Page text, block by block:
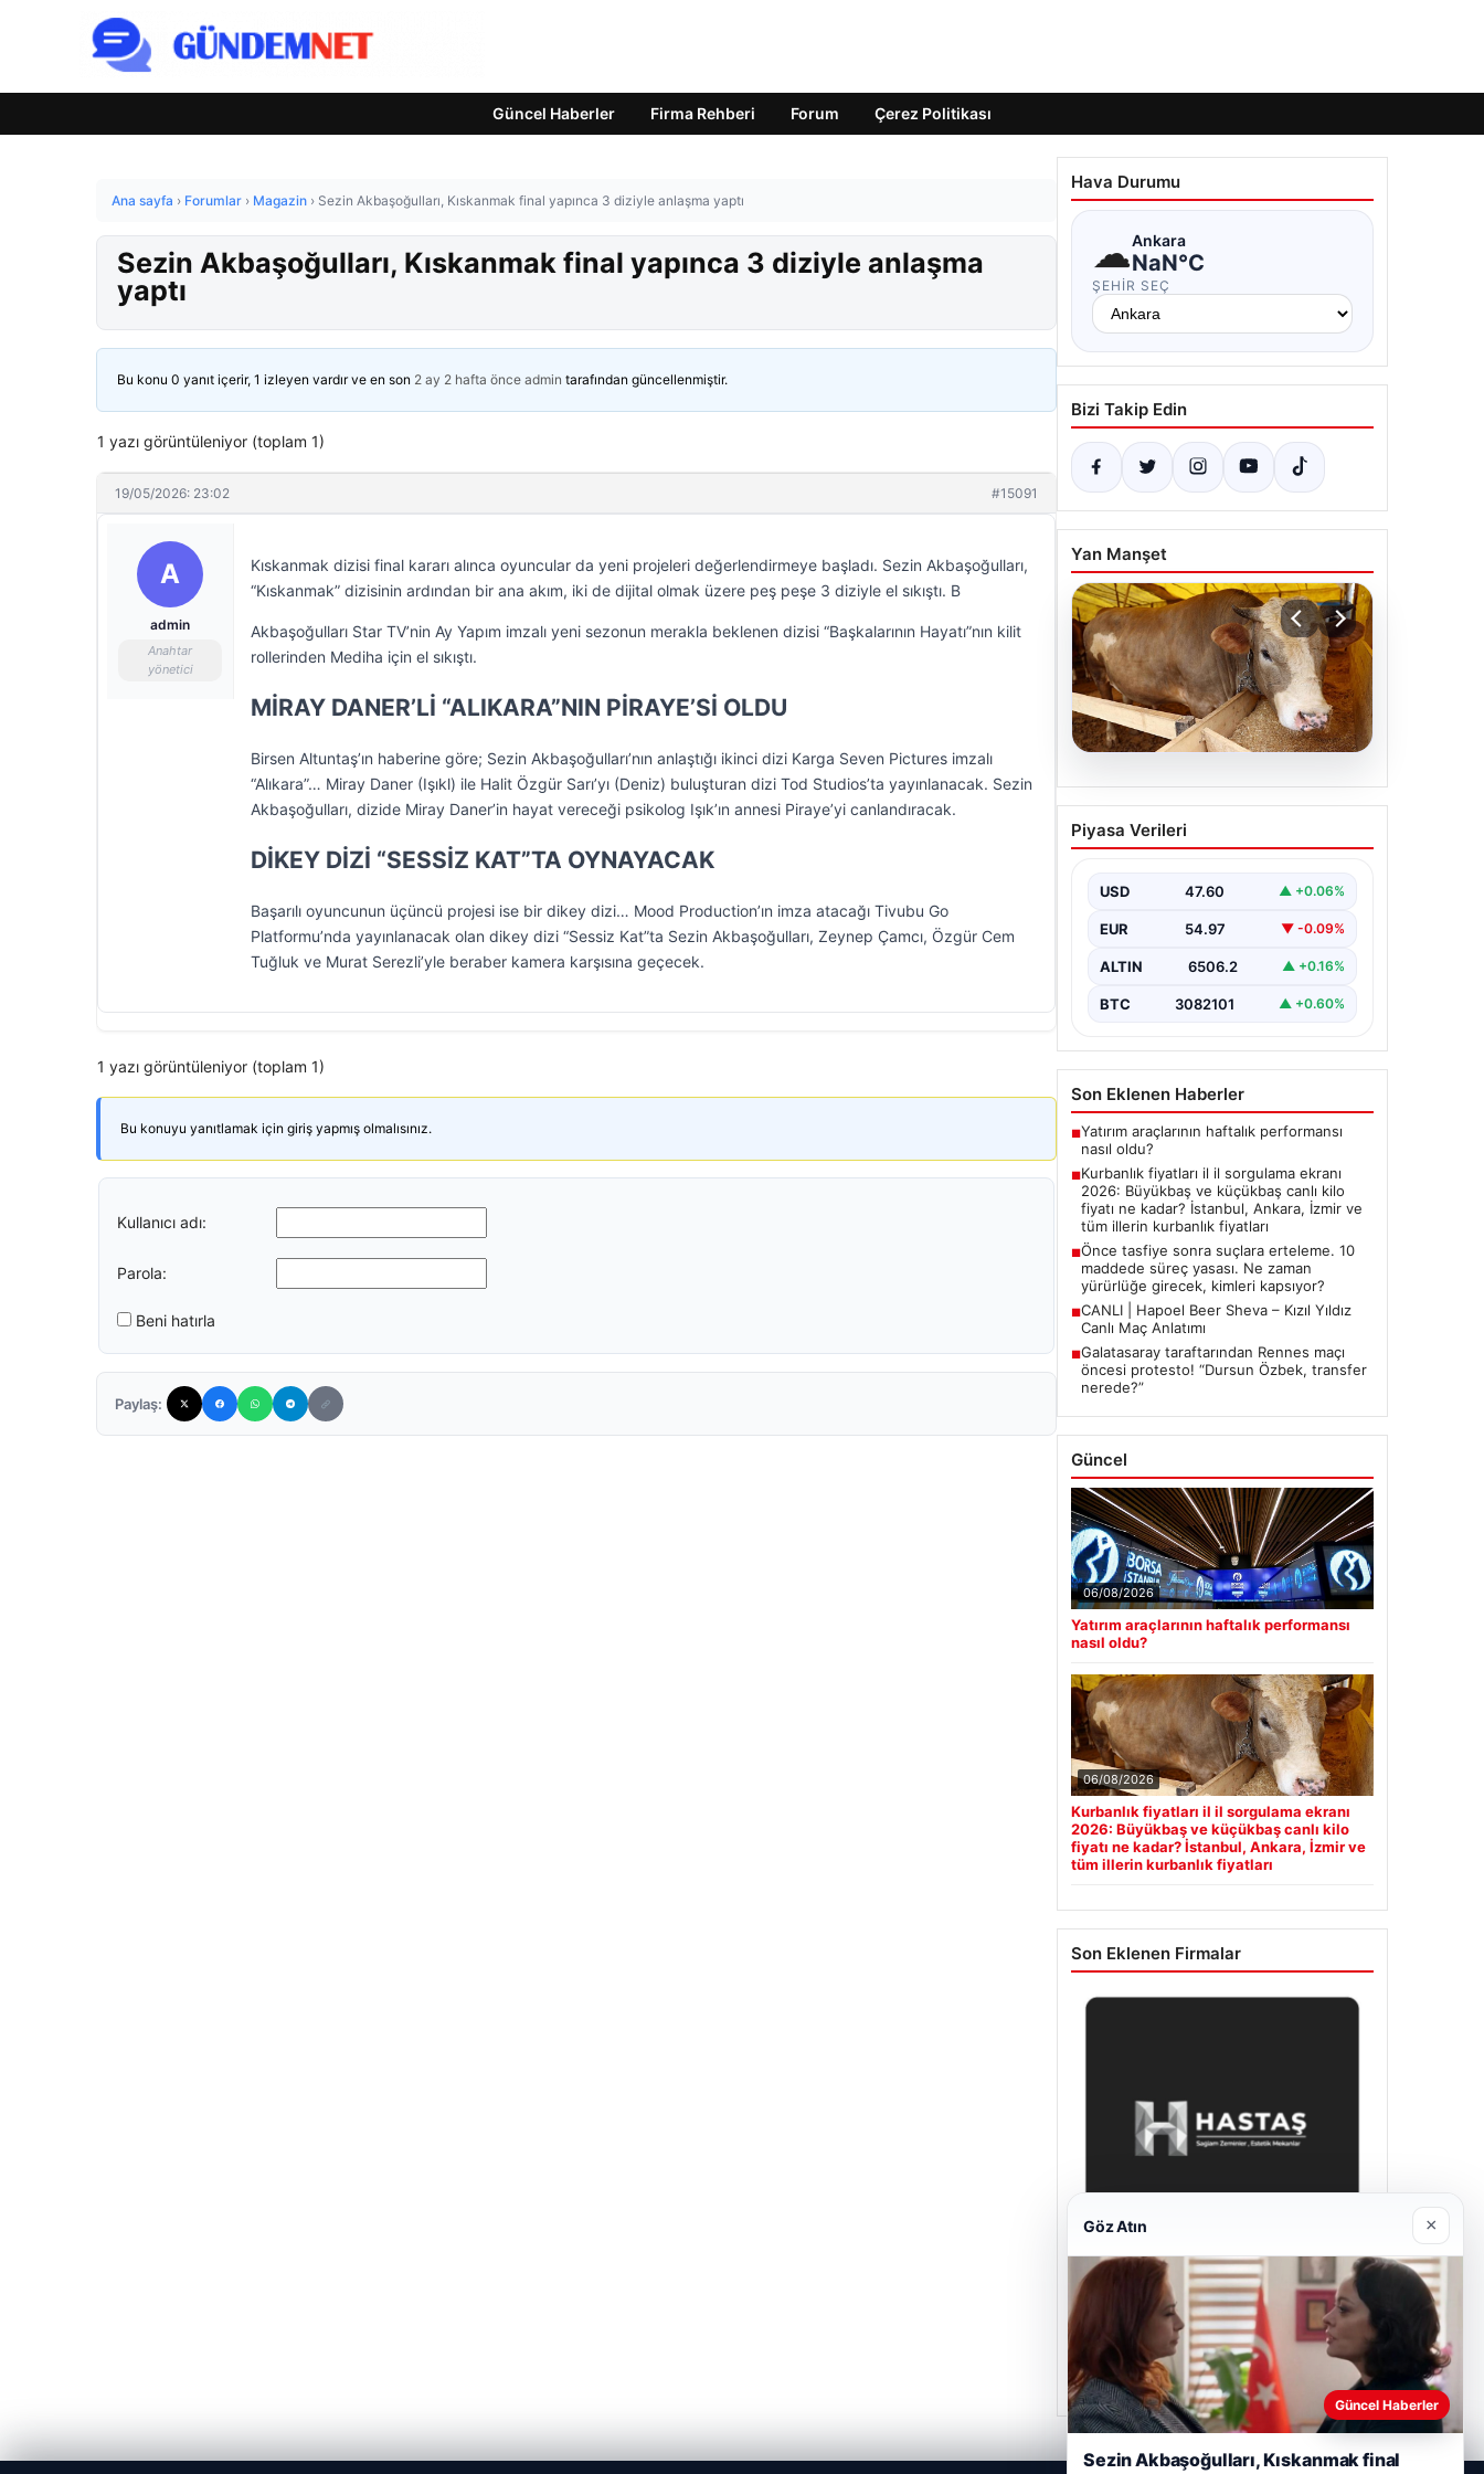
Güncel Haberler Firma Rehberi Forum Çerez Politikası
Ana sayfa › Forumlar › Magazin › Sezin Akbaşoğulları, Kıskanmak final yapınca 3 diziyle anlaşma yaptı
Sezin Akbaşoğulları, Kıskanmak final yapınca 3 diziyle anlaşma
yaptı
Bu konu 0 yanıt içerir, 1 izleyen vardır ve en son 2 ay 2 hafta önce admin tarafından güncellenmiştir.
1 yazı görüntüleniyor (toplam 1)
19/05/2026: 23:02 #15091
A
admin
Anahtar
yönetici
Kıskanmak dizisi final kararı alınca oyuncular da yeni projeleri değerlendirmeye başladı. Sezin Akbaşoğulları,
“Kıskanmak” dizisinin ardından bir ana akım, iki de dijital olmak üzere peş peşe 3 diziyle el sıkıştı. B
Akbaşoğulları Star TV’nin Ay Yapım imzalı yeni sezonun merakla beklenen dizisi “Başkalarının Hayatı”nın kilit
rollerinden Mediha için el sıkıştı.
MİRAY DANER’Lİ “ALIKARA”NIN PİRAYE’Sİ OLDU
Birsen Altuntaş’ın haberine göre; Sezin Akbaşoğulları’nın anlaştığı ikinci dizi Karga Seven Pictures imzalı
“Alıkara”… Miray Daner (Işıkl) ile Halit Özgür Sarı’yı (Deniz) buluşturan dizi Tod Studios’ta yayınlanacak. Sezin
Akbaşoğulları, dizide Miray Daner’in hayat vereceği psikolog Işık’ın annesi Piraye’yi canlandıracak.
DİKEY DİZİ “SESSİZ KAT”TA OYNAYACAK
Başarılı oyuncunun üçüncü projesi ise bir dikey dizi… Mood Production’ın imza atacağı Tivubu Go
Platformu’nda yayınlanacak olan dikey dizi “Sessiz Kat”ta Sezin Akbaşoğulları, Zeynep Çamcı, Özgür Cem
Tuğluk ve Murat Serezli’yle beraber kamera karşısına geçecek.
1 yazı görüntüleniyor (toplam 1)
Bu konuyu yanıtlamak için giriş yapmış olmalısınız.
Kullanıcı adı:
Parola:
Beni hatırla
Paylaş:
Hava Durumu
☁Ankara
NaN°C
ŞEHIR SEÇ
Bizi Takip Edin
Yan Manşet
Kurbanlık fiyatları il il
sorgulama ekranı 2026:
canlı kilo fiyatı ne kadar?
İstanbul, Ankara, İzmir ve
fiyatları
2026 Kurban Bayramı öncesinde en
Piyasa Verileri
USD 47.60 ▲ +0.06%
EUR 54.97 ▼ -0.09%
ALTIN 6506.2 ▲ +0.16%
BTC 3082101 ▲ +0.60%
Son Eklenen Haberler
■Yatırım araçlarının haftalık performansı
nasıl oldu?
■Kurbanlık fiyatları il il sorgulama ekranı
2026: Büyükbaş ve küçükbaş canlı kilo
fiyatı ne kadar? İstanbul, Ankara, İzmir ve
tüm illerin kurbanlık fiyatları
■Önce tasfiye sonra suçlara erteleme. 10
maddede süreç yasası. Ne zaman
yürürlüğe girecek, kimleri kapsıyor?
■CANLI | Hapoel Beer Sheva – Kızıl Yıldız
Canlı Maç Anlatımı
■Galatasaray taraftarından Rennes maçı
öncesi protesto! “Dursun Özbek, transfer
nerede?”
Güncel
06/08/2026
Yatırım araçlarının haftalık performansı
nasıl oldu?
06/08/2026
Kurbanlık fiyatları il il sorgulama ekranı
2026: Büyükbaş ve küçükbaş canlı kilo
fiyatı ne kadar? İstanbul, Ankara, İzmir ve
tüm illerin kurbanlık fiyatları
Son Eklenen Firmalar
Enes Kaplan Avukatlık Bürosu
28/04/2026
Göz Atın ×
Güncel Haberler
Sezin Akbaşoğulları, Kıskanmak final